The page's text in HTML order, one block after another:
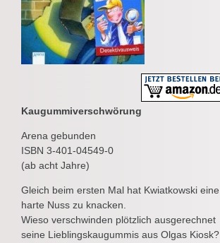
Kaugummiverschwörung
Arena gebunden
ISBN 3-401-04549-0
(ab acht Jahre)
Gleich beim ersten Mal hat Kwiatkowski eine
harte Nuss zu knacken.
Wieso verschwinden plötzlich ausgerechnet
seine Lieblingskaugummis aus Olgas Kiosk?